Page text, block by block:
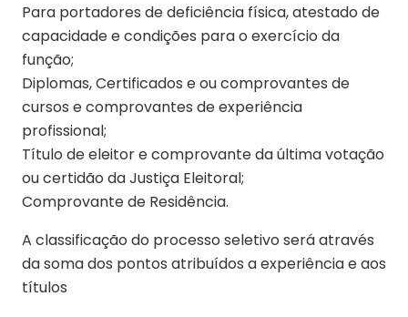
Para portadores de deficiência física, atestado de
capacidade e condições para o exercício da
função;
Diplomas, Certificados e ou comprovantes de
cursos e comprovantes de experiência
profissional;
Título de eleitor e comprovante da última votação
ou certidão da Justiça Eleitoral;
Comprovante de Residência.
A classificação do processo seletivo será através
da soma dos pontos atribuídos a experiência e aos
títulos